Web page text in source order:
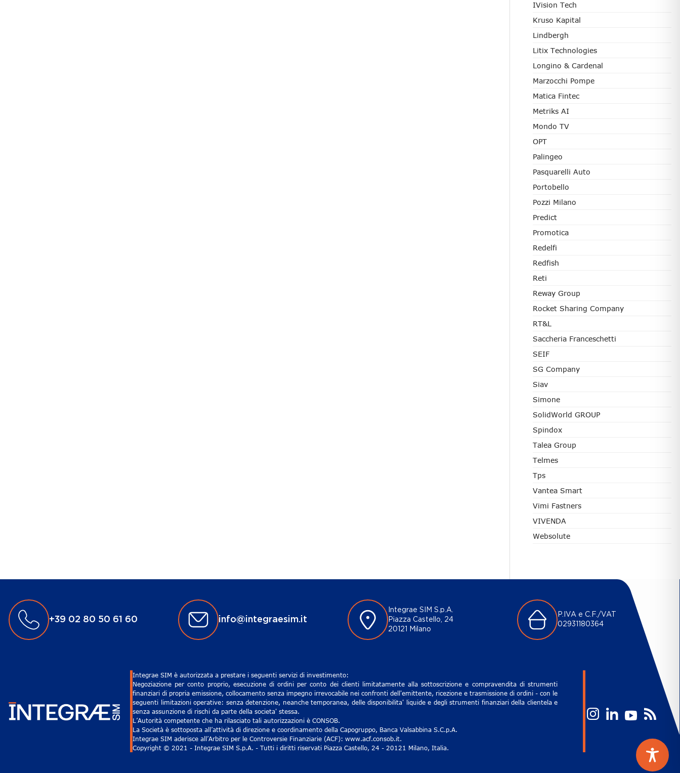
IVision Tech
Kruso Kapital
Lindbergh
Litix Technologies
Longino & Cardenal
Marzocchi Pompe
Matica Fintec
Metriks AI
Mondo TV
OPT
Palingeo
Pasquarelli Auto
Portobello
Pozzi Milano
Predict
Promotica
Redelfi
Redfish
Reti
Reway Group
Rocket Sharing Company
RT&L
Saccheria Franceschetti
SEIF
SG Company
Siav
Simone
SolidWorld GROUP
Spindox
Talea Group
Telmes
Tps
Vantea Smart
Vimi Fastners
VIVENDA
Websolute
+39 02 80 50 61 60 info@integraesim.it
Integrae SIM S.p.A.
Piazza Castello, 24
20121 Milano
P.IVA e C.F./VAT
02931180364
Integrae SIM è autorizzata a prestare i seguenti servizi di investimento:
Negoziazione per conto proprio, esecuzione di ordini per conto dei clienti limitatamente alla sottoscrizione e compravendita di strumenti
finanziari di propria emissione, collocamento senza impegno irrevocabile nei confronti dell'emittente, ricezione e trasmissione di ordini - con le
seguenti limitazioni operative: senza detenzione, neanche temporanea, delle disponibilita' liquide e degli strumenti finanziari della clientela e
senza assunzione di rischi da parte della societa' stessa.
L’Autorità competente che ha rilasciato tali autorizzazioni è CONSOB.
La Società è sottoposta all’attività di direzione e coordinamento della Capogruppo, Banca Valsabbina S.C.p.A.
Integrae SIM aderisce all’Arbitro per le Controversie Finanziarie (ACF): www.acf.consob.it.
Copyright © 2021 - Integrae SIM S.p.A. - Tutti i diritti riservati Piazza Castello, 24 - 20121 Milano, Italia.